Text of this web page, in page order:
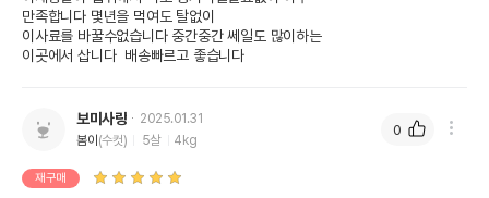
만족합니다 몇년을 먹여도 탈없이
이사료를 바꿀수없습니다 중간중간 쎄일도 많이하는
이곳에서 삽니다  배송빠르고 좋습니다
보미사랑
2025.01.31
봄이 (수컷) 5살 4kg
재구매
0